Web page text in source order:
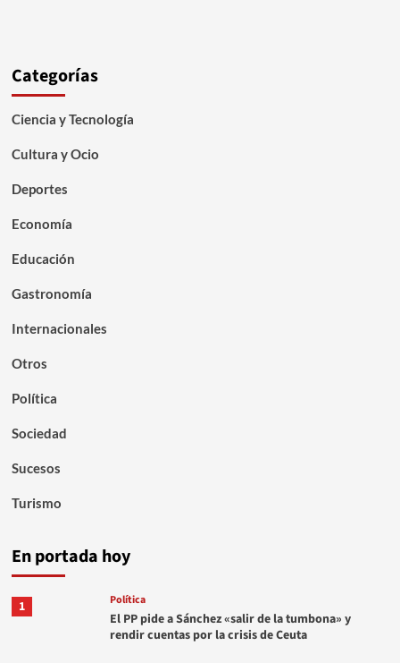
Categorías
Ciencia y Tecnología
Cultura y Ocio
Deportes
Economía
Educación
Gastronomía
Internacionales
Otros
Política
Sociedad
Sucesos
Turismo
En portada hoy
1 Política
El PP pide a Sánchez «salir de la tumbona» y
rendir cuentas por la crisis de Ceuta